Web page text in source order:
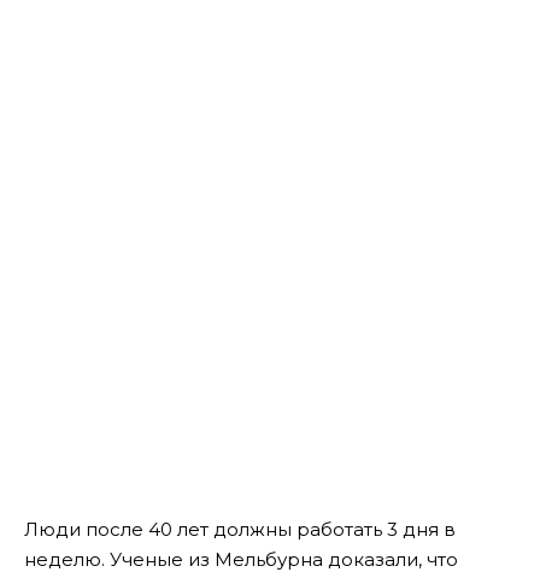
Люди после 40 лет должны работать 3 дня в
неделю. Ученые из Мельбурна доказали, что